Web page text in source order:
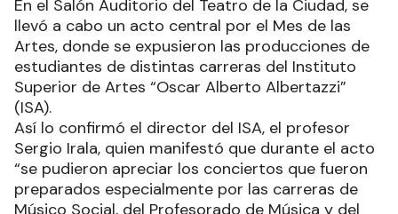
En el Salón Auditorio del Teatro de la Ciudad, se
llevó a cabo un acto central por el Mes de las
Artes, donde se expusieron las producciones de
estudiantes de distintas carreras del Instituto
Superior de Artes “Oscar Alberto Albertazzi”
(ISA).
Así lo confirmó el director del ISA, el profesor
Sergio Irala, quien manifestó que durante el acto
“se pudieron apreciar los conciertos que fueron
preparados especialmente por las carreras de
Músico Social, del Profesorado de Música y del